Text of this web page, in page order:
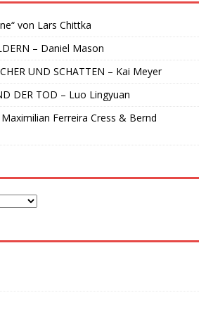
von Lars Chittka
– Daniel Mason
UND SCHATTEN – Kai Meyer
DER TOD – Luo Lingyuan
Maximilian Ferreira Cress & Bernd